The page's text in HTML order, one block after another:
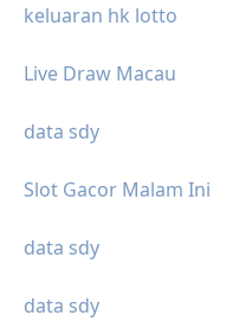
keluaran hk lotto
Live Draw Macau
data sdy
Slot Gacor Malam Ini
data sdy
data sdy